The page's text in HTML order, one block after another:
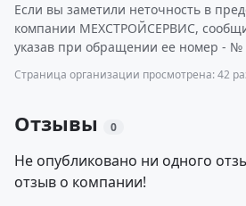
Если вы заметили неточность в
компании МЕХСТРОЙСЕРВИС,
указав при обращении ее номер - №
Страница организации просмотрена: 42
Отзывы 0
Не опубликовано ни одного
отзыв о компании!